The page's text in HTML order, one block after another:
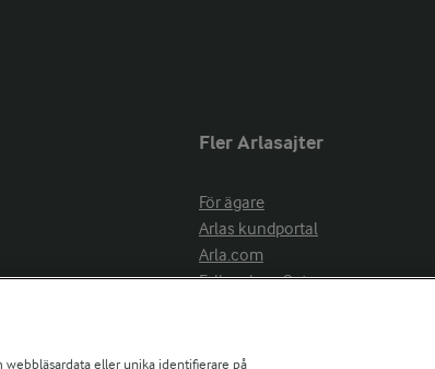
Fler Arlasajter
För ägare
Arlas kundportal
Arla.com
Falbygdens Ost
eller unika identifierare på